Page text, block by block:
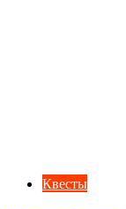
Квесты